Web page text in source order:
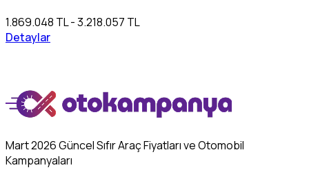
1.869.048 TL - 3.218.057 TL
Detaylar
Mart 2026 Güncel Sıfır Araç Fiyatları ve Otomobil
Kampanyaları